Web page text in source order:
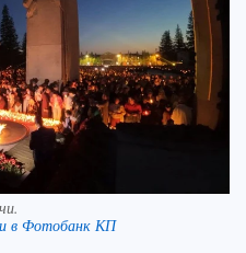
в Фотобанк КП